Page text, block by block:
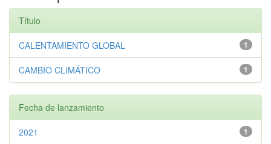
Título
1
CALENTAMIENTO GLOBAL
1
CAMBIO CLIMÁTICO
Fecha de lanzamiento
1
2021